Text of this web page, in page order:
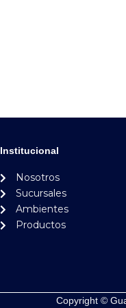
Institucional
Nosotros
Sucursales
Ambientes
Productos
Copyright ©